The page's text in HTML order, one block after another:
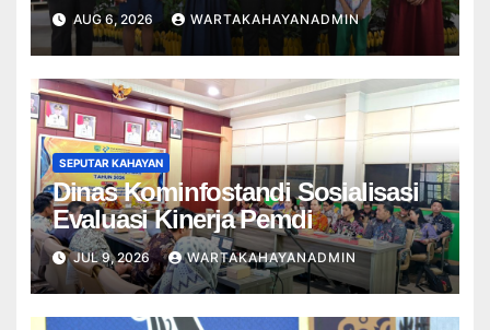
Pelajar
AUG 6, 2026 WARTAKAHAYANADMIN
SEPUTAR KAHAYAN
Dinas Kominfostandi Sosialisasi
Evaluasi Kinerja Pemdi
JUL 9, 2026 WARTAKAHAYANADMIN